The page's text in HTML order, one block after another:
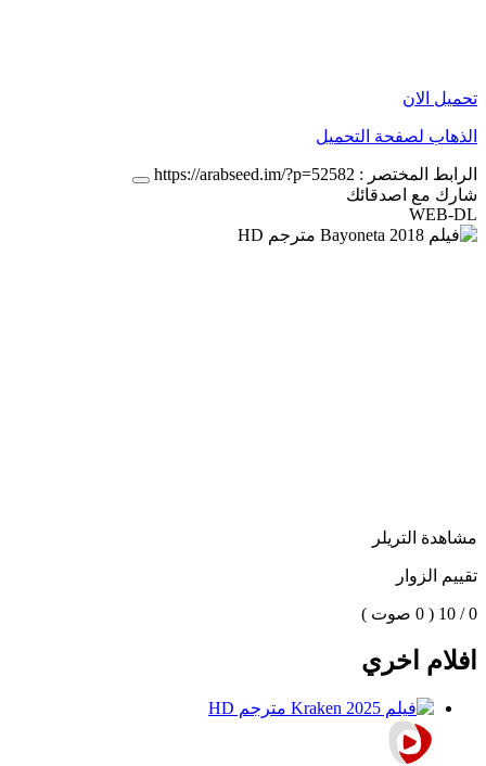
تحميل الان
الذهاب لصفحة التحميل
الرابط المختصر : https://arabseed.im/?p=52582
شارك مع اصدقائك
WEB-DL
مشاهدة التريلر
تقييم الزوار
0 / 10 ( 0 صوت )
افلام اخري